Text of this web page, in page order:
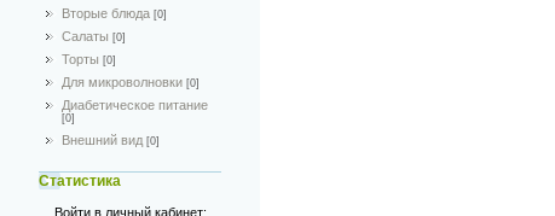
Вторые блюда [0]
Салаты [0]
Торты [0]
Для микроволновки [0]
Диабетическое питание
[0]
Внешний вид [0]
Статистика
Войти в личный кабинет: